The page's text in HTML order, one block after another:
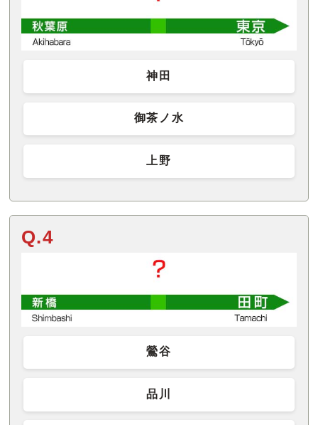
神田
御茶ノ水
上野
Q.4
鶯谷
品川